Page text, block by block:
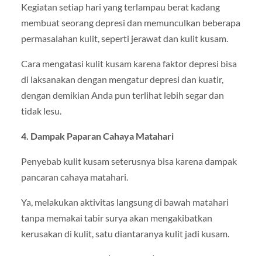
Kegiatan setiap hari yang terlampau berat kadang
membuat seorang depresi dan memunculkan beberapa
permasalahan kulit, seperti jerawat dan kulit kusam.
Cara mengatasi kulit kusam karena faktor depresi bisa
di laksanakan dengan mengatur depresi dan kuatir,
dengan demikian Anda pun terlihat lebih segar dan
tidak lesu.
4. Dampak Paparan Cahaya Matahari
Penyebab kulit kusam seterusnya bisa karena dampak
pancaran cahaya matahari.
Ya, melakukan aktivitas langsung di bawah matahari
tanpa memakai tabir surya akan mengakibatkan
kerusakan di kulit, satu diantaranya kulit jadi kusam.